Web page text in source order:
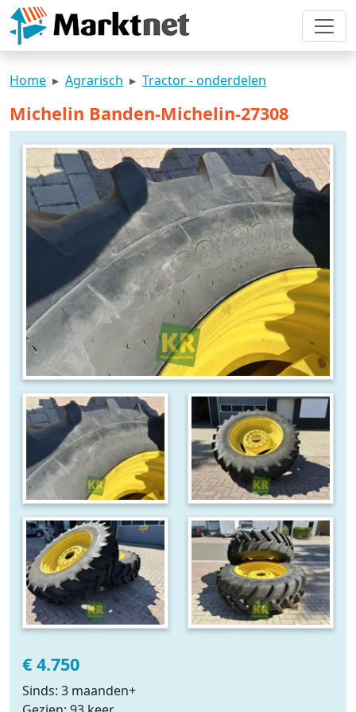
Home Agrarisch Tractor - onderdelen
Michelin Banden-Michelin-27308
€ 4.750
Sinds: 3 maanden+